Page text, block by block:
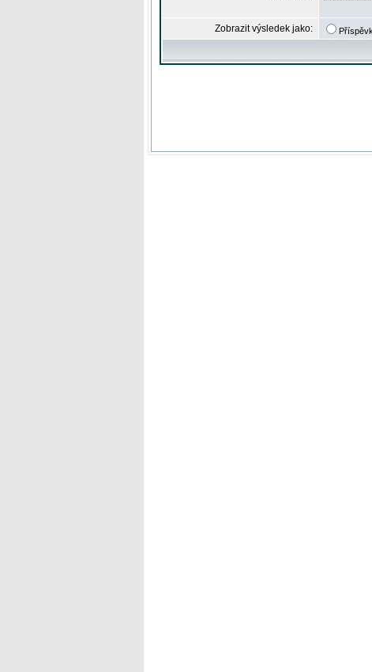
Zobrazit výsledek jako: